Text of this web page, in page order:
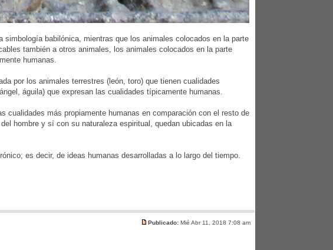
babilónica, mientras que los animales colocados en la parte
también a otros animales, los animales colocados en la parte
humanas.
por los animales terrestres (león, toro) que tienen cualidades
águila) que expresan las cualidades típicamente humanas.
cualidades más propiamente humanas en comparación con el resto de
hombre y sí con su naturaleza espiritual, quedan ubicadas en la
es decir, de ideas humanas desarrolladas a lo largo del tiempo.
Publicado: Mié Abr 11, 2018 7:08 am